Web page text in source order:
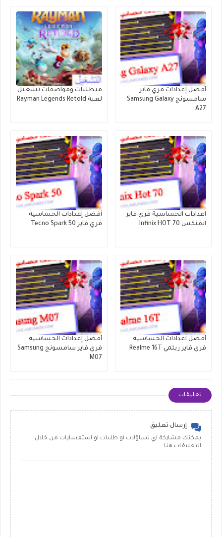
أفضل إعدادات فري فاير
سامسونج Samsung Galaxy
A27
متطلبات ومواصفات تشغيل
لعبة Rayman Legends Retold
اعدادات الحساسية فري فاير
انفنكس Infinix HOT 70
أفضل إعدادات الحساسية
فري فاير Tecno Spark 50
أفضل اعدادات الحساسية
فري فاير ريلمي Realme 16T
أفضل إعدادات الحساسية
فري فاير سامسونج Samsung
M07
تعليقات
إرسال تعليق
يمكنك مشاركة أي تساؤلات أو طلبات أو استفسارات من خلال
التعليقات هنا